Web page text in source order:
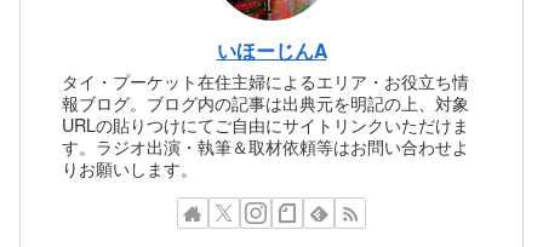
いほーじんA
タイ・プーケット在住主婦によるエリア・お役立ち情
報ブログ。ブログ内の記事は出典元を明記の上、対象
URLの貼りつけにてご自由にサイトリンクいただけま
す。ラジオ出演・執筆＆取材依頼等はお問い合わせよ
りお願いします。